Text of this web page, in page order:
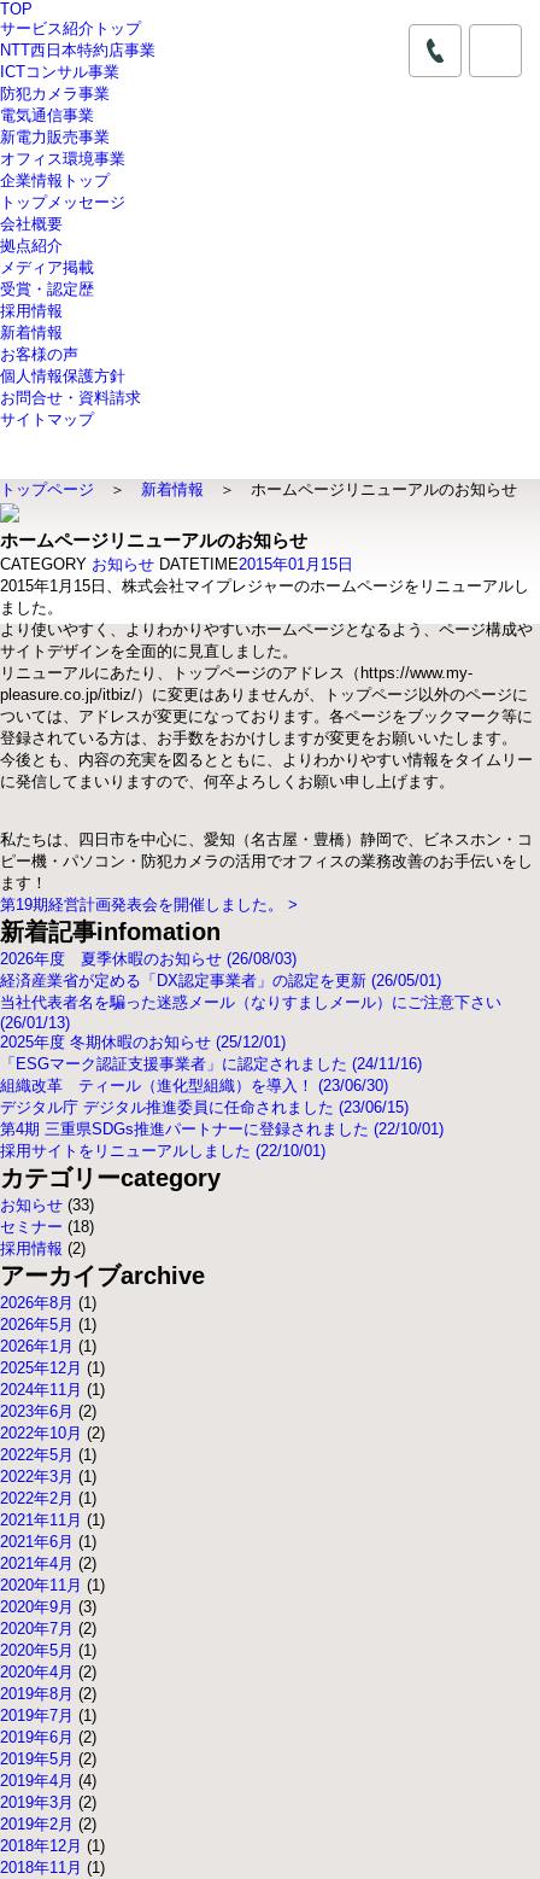
TOP
サービス紹介トップ
NTT西日本特約店事業
ICTコンサル事業
防犯カメラ事業
電気通信事業
新電力販売事業
オフィス環境事業
企業情報トップ
トップメッセージ
会社概要
拠点紹介
メディア掲載
受賞・認定歴
採用情報
新着情報
お客様の声
個人情報保護方針
お問合せ・資料請求
サイトマップ
トップページ ＞ 新着情報 ＞ ホームページリニューアルのお知らせ
ホームページリニューアルのお知らせ
CATEGORY お知らせ DATETIME2015年01月15日
2015年1月15日、株式会社マイプレジャーのホームページをリニューアルし
ました。
より使いやすく、よりわかりやすいホームページとなるよう、ページ構成や
サイトデザインを全面的に見直しました。
リニューアルにあたり、トップページのアドレス（https://www.my-
pleasure.co.jp/itbiz/）に変更はありませんが、トップページ以外のページに
ついては、アドレスが変更になっております。各ページをブックマーク等に
登録されている方は、お手数をおかけしますが変更をお願いいたします。
今後とも、内容の充実を図るとともに、よりわかりやすい情報をタイムリー
に発信してまいりますので、何卒よろしくお願い申し上げます。
私たちは、四日市を中心に、愛知（名古屋・豊橋）静岡で、ビネスホン・コ
ピー機・パソコン・防犯カメラの活用でオフィスの業務改善のお手伝いをし
ます！
第19期経営計画発表会を開催しました。 >
新着記事infomation
2026年度 夏季休暇のお知らせ (26/08/03)
経済産業省が定める「DX認定事業者」の認定を更新 (26/05/01)
当社代表者名を騙った迷惑メール（なりすましメール）にご注意下さい
(26/01/13)
2025年度 冬期休暇のお知らせ (25/12/01)
「ESGマーク認証支援事業者」に認定されました (24/11/16)
組織改革 ティール（進化型組織）を導入！ (23/06/30)
デジタル庁 デジタル推進委員に任命されました (23/06/15)
第4期 三重県SDGs推進パートナーに登録されました (22/10/01)
採用サイトをリニューアルしました (22/10/01)
カテゴリーcategory
お知らせ (33)
セミナー (18)
採用情報 (2)
アーカイブarchive
2026年8月 (1)
2026年5月 (1)
2026年1月 (1)
2025年12月 (1)
2024年11月 (1)
2023年6月 (2)
2022年10月 (2)
2022年5月 (1)
2022年3月 (1)
2022年2月 (1)
2021年11月 (1)
2021年6月 (1)
2021年4月 (2)
2020年11月 (1)
2020年9月 (3)
2020年7月 (2)
2020年5月 (1)
2020年4月 (2)
2019年8月 (2)
2019年7月 (1)
2019年6月 (2)
2019年5月 (2)
2019年4月 (4)
2019年3月 (2)
2019年2月 (2)
2018年12月 (1)
2018年11月 (1)